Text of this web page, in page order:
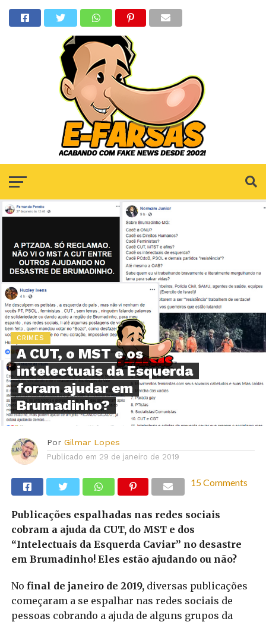
CRIMES
A CUT, o MST e os
intelectuais da Esquerda
foram ajudar em
Brumadinho?
Por Gilmar Lopes
Publicado em 29 de janeiro de 2019
15 Comments
Publicações espalhadas nas redes sociais
cobram a ajuda da CUT, do MST e dos
“Intelectuais da Esquerda Caviar” no desastre
em Brumadinho! Eles estão ajudando ou não?
No final de janeiro de 2019,diversas publicações
começaram a se espalhar nas redes sociais de
pessoas cobrando a ajuda de alguns grupos da